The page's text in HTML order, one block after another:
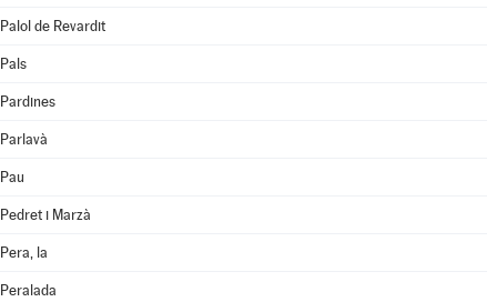
Palol de Revardit
Pals
Pardines
Parlavà
Pau
Pedret i Marzà
Pera, la
Peralada